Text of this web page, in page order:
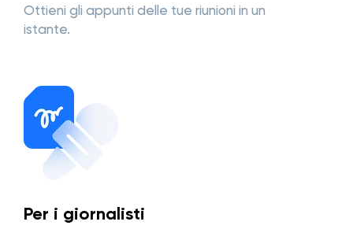
Ottieni gli appunti delle tue riunioni in un
istante.
Per i giornalisti